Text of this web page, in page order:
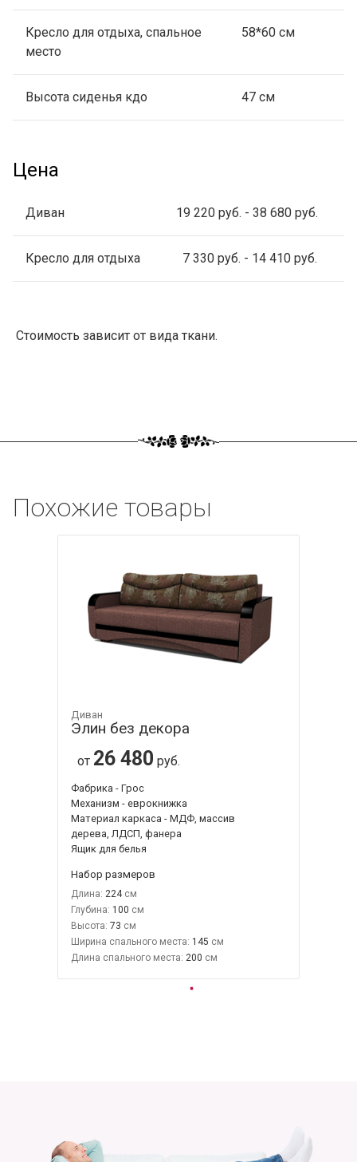
Кресло для отдыха, спальное
место
58*60 см
Высота сиденья кдо 47 см
Цена
Диван 19 220 руб. - 38 680 руб.
Кресло для отдыха 7 330 руб. - 14 410 руб.
Стоимость зависит от вида ткани.
Похожие товары
Диван
Элин без декора
от 26 480 руб.
Фабрика - Грос
Механизм - еврокнижка
Материал каркаса - МДФ, массив
дерева, ЛДСП, фанера
Ящик для белья
Набор размеров
Длина: 224
Глубина: 100
Высота: 73
Ширина спального места: 145
Длина спального места: 200